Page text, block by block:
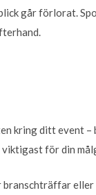
går förlorat.
kring ditt event –
för din
branschträffar eller